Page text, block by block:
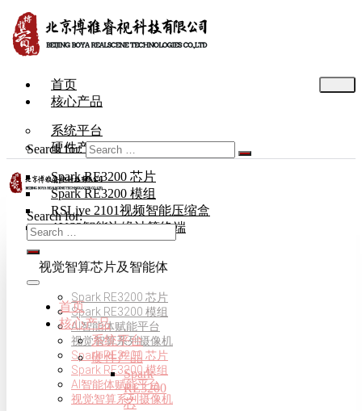
首页
核心产品
系统平台
硬件产品
Spark RE3200 芯片
Spark RE3200 模组
RSLive 2101视频智能压缩盒
AVS3智能边缘计算终端
视觉智算芯片及智能体
Spark RE3200 芯片
Spark RE3200 模组
AI智能体赋能平台
视觉智算系列摄像机
Spark RE3200 芯片
Spark RE3200 模组
AI智能体赋能平台
视觉智算系列摄像机
Search for:
Search for:
首页
核心产品
系统平台
硬件产品
Spark
RE3200
芯